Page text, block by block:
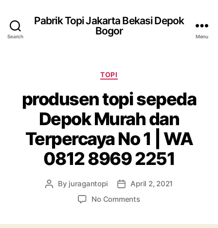
Search
Pabrik Topi Jakarta Bekasi Depok
Bogor
Menu
Categories
TOPI
produsen topi sepeda
Depok Murah dan
Terpercaya No 1 | WA
0812 8969 2251
Post
By juragantopi
PostApril 2, 2021
No Commentson